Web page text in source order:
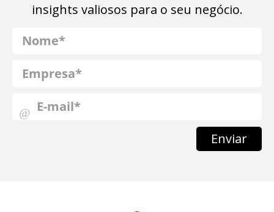
insights valiosos para o seu negócio.
Enviar